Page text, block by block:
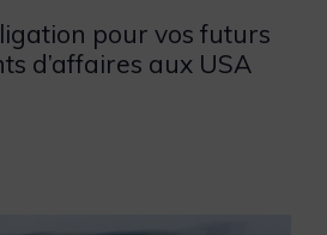
pour vos futurs
d’affaires aux USA